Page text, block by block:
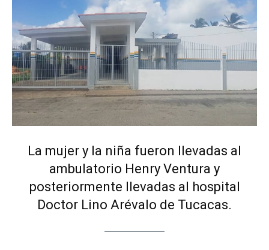
La mujer y la niña fueron llevadas al
ambulatorio Henry Ventura y
posteriormente llevadas al hospital
Doctor Lino Arévalo de Tucacas.